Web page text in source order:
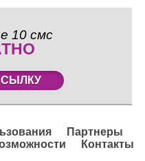
10 смс
Партнеры
Контакты